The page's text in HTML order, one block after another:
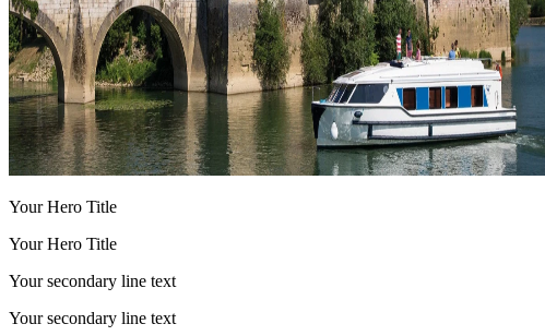
Your Hero Title
Your Hero Title
Your secondary line text
Your secondary line text